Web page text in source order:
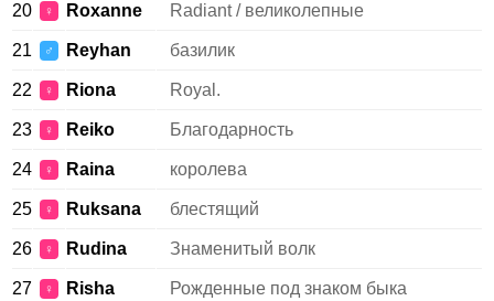
20 ♀ Roxanne Radiant / великолепные
21 ♂ Reyhan базилик
22 ♀ Riona Royal.
23 ♀ Reiko Благодарность
24 ♀ Raina королева
25 ♀ Ruksana блестящий
26 ♀ Rudina Знаменитый волк
27 ♀ Risha Рожденные под знаком быка